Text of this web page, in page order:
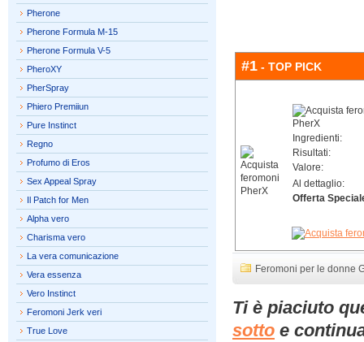
#1 - TOP PICK
Ingredienti:
Risultati:
Valore:
Al dettaglio:
Offerta
Feromoni per le donne
Ti è piaciuto
sotto e
Pherone
Pherone Formula M-15
Pherone Formula V-5
PheroXY
PherSpray
Phiero Premiiun
Pure Instinct
Regno
Profumo di Eros
Sex Appeal Spray
Il Patch for Men
Alpha vero
Charisma vero
La vera comunicazione
Vera essenza
Vero Instinct
Feromoni Jerk veri
True Love